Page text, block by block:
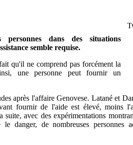
personnes dans des situations
semble requise.
qu'il ne comprend pas forcément la
une personne peut fournir un
après l'affaire Genovese. Latané et
fournir de l'aide est élevé, moins
avec des expérimentations
danger, de nombreuses personnes